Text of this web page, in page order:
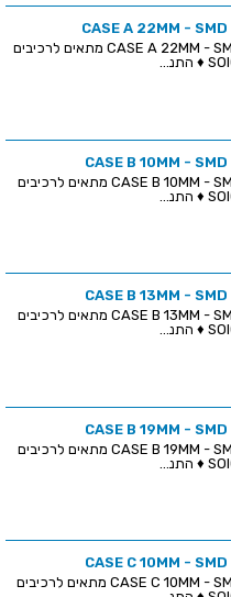
גוף קירור לרכיבים CASE A 22MM - SMD מתאים לרכיבים
גוף קירור לרכיבים CASE B 10MM - SMD מתאים לרכיבים
גוף קירור לרכיבים CASE B 13MM - SMD מתאים לרכיבים
גוף קירור לרכיבים CASE B 19MM - SMD מתאים לרכיבים
גוף קירור לרכיבים CASE C 10MM - SMD מתאים לרכיבים